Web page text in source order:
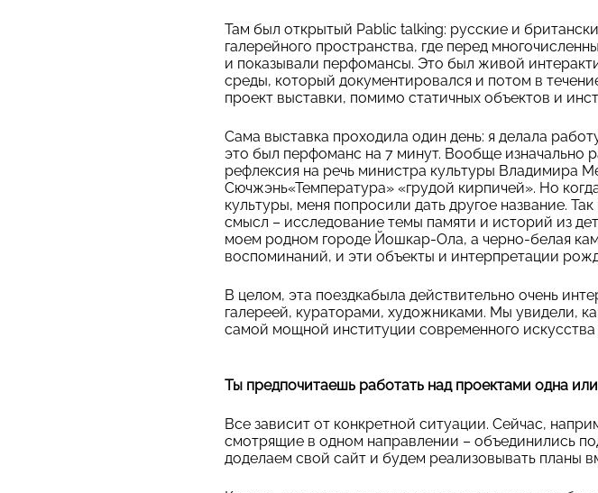
Там был открытый Pablic talking: русские и
галерейного пространства, где перед
и показывали перфомансы. Это был живой
среды, который документировался и потом в
проект выставки, помимо статичных объектов и
Сама выставка проходила один день: я делала
это был перфоманс на 7 минут. Вообще изначально
рефлексия на речь министра культуры Владимира
Сючжэнь«Температура» «грудой кирпичей». Но
культуры, меня попросили дать другое название.
смысл – исследование темы памяти и историй из
моем родном городе Йошкар-Ола, а черно-белая
воспоминаний, и эти объекты и интерпретации
В целом, эта поездкабыла действительно очень
галереей, кураторами, художниками. Мы увидели,
самой мощной институции современного
Ты предпочитаешь работать над проектами одна
Все зависит от конкретной ситуации. Сейчас,
смотрящие в одном направлении – объединились
доделаем свой сайт и будем реализовывать планы